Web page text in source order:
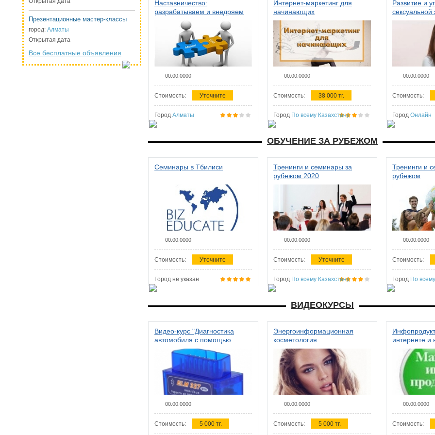
Презентационные мастер-классы
город: Алматы
Открытая дата
Все бесплатные объявления
Наставничество:
разрабатываем и внедряем
систему наставничества в
организации
00.00.0000
Стоимость: Уточните
Город Алматы
Интернет-маркетинг для
начинающих
00.00.0000
Стоимость: 38 000 тг.
Город По всему Казахстану
Развитие и
сексуальной
женщин
00.00.0000
Стоимость:
Город Онлайн
ОБУЧЕНИЕ ЗА РУБЕЖОМ
Семинары в Тбилиси
00.00.0000
Стоимость: Уточните
Город не указан
Тренинги и семинары за
рубежом 2020
00.00.0000
Стоимость: Уточните
Город По всему Казахстану
Тренинги и
рубежом
00.00.0000
Стоимость:
Город По
ВИДЕОКУРСЫ
Видео-курс "Диагностика
автомобиля с помощью
сканера ELM 327"
00.00.0000
Стоимость: 5 000 тг.
Энергоинформационная
косметология
00.00.0000
Стоимость: 5 000 тг.
интернете и
00.00.0000
Стоимость: